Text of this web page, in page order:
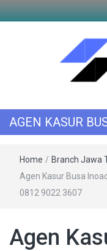
AGEN KASUR
Home / Branch Jawa
Agen Kasur Busa
0812 9022 3607
Agen